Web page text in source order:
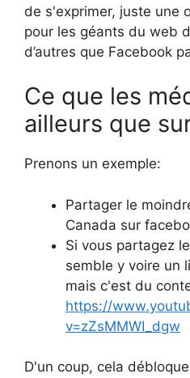
de s'exprimer, juste une
pour les géants du web
d’autres que Facebook
Ce que les
ailleurs que
Prenons un exemple:
Partager le
Canada sur
Si vous partagez
semble y voire un
mais c'est du
https://
v=zZsMMWI_dgw
D'un coup, cela